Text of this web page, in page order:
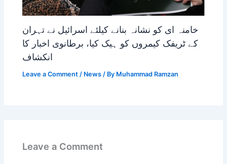
خامنہ ای کو نشانہ بنانے کیلئے اسرائیل نے تہران
کے ٹریفک کیمروں کو ہیک کیا، برطانوی اخبار کا
انکشاف
Leave a Comment / News / By Muhammad Ramzan
Leave a Comment